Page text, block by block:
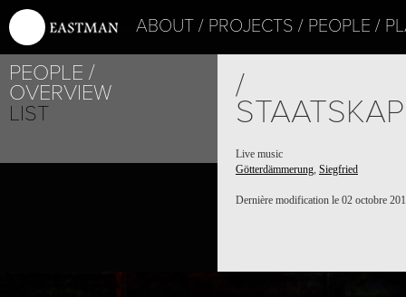
ABOUT PROJECTS PEOPLE
PEOPLE
OVERVIEW
LIST
/
Live music
Götterdämmerung, Siegfried
Dernière modification le 02 octobre